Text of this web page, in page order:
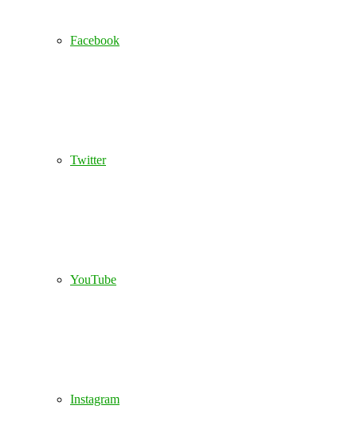
Facebook
Twitter
YouTube
Instagram